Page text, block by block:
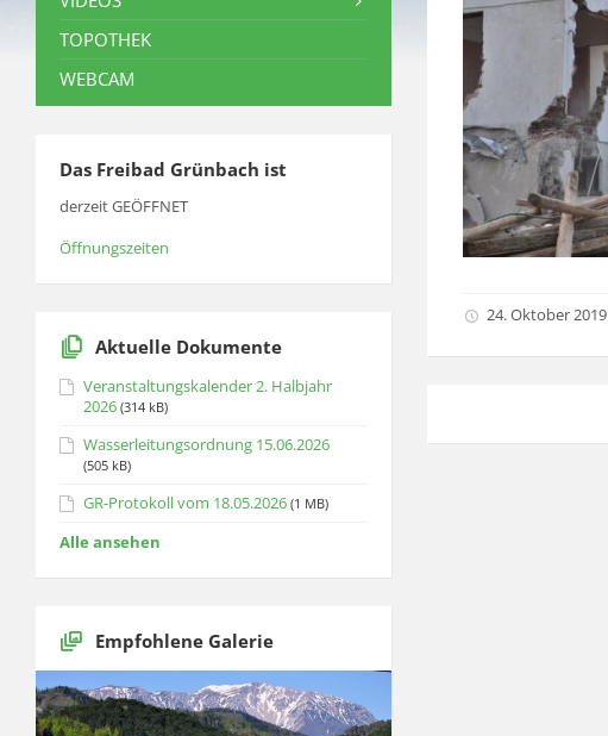
24. Oktober 2019
TOPOTHEK
WEBCAM
Das Freibad Grünbach ist
derzeit GEÖFFNET
Öffnungszeiten
Aktuelle Dokumente
Veranstaltungskalender 2. Halbjahr
2026 (314 kB)
Wasserleitungsordnung 15.06.2026
(505 kB)
GR-Protokoll vom 18.05.2026 (1 MB)
Alle ansehen
Empfohlene Galerie